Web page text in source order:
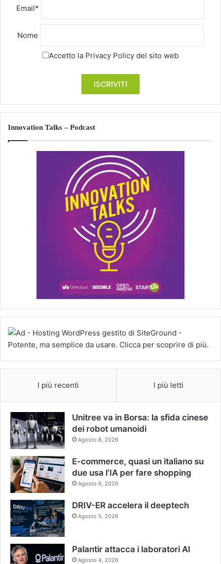
Email*
Nome
Accetto la Privacy Policy del sito web
Innovation Talks – Podcast
I più recenti I più letti
Unitree va in Borsa: la sfida cinese
dei robot umanoidi
Agosto 8, 2026
E-commerce, quasi un italiano su
due usa l’IA per fare shopping
Agosto 6, 2026
DRIV-ER accelera il deeptech
Agosto 5, 2026
Palantir attacca i laboratori AI
Agosto 4, 2026